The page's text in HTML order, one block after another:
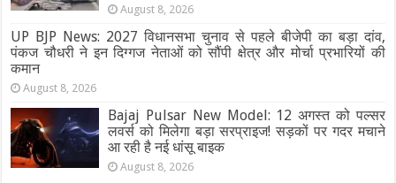
August 8, 2026
UP BJP News: 2027 विधानसभा चुनाव से पहले बीजेपी का बड़ा दांव,
पंकज चौधरी ने इन दिग्गज नेताओं को सौंपी क्षेत्र और मोर्चा प्रभारियों की
कमान
August 8, 2026
Bajaj Pulsar New Model: 12 अगस्त को पल्सर
लवर्स को मिलेगा बड़ा सरप्राइज! सड़कों पर गदर मचाने
आ रही है नई धांसू बाइक
August 8, 2026